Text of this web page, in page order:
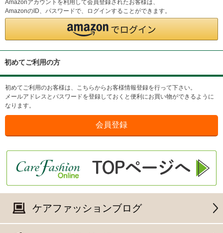
Amazonアカウントを利用して会員登録されたお客様は、
AmazonのID、パスワードで、ログインすることができます。
初めてご利用の方
初めてご利用のお客様は、こちらからお客様情報登録を行って下さい。
メールアドレスとパスワードを登録しておくと便利にお買い物ができるように
なります。
ケアファッションブログ